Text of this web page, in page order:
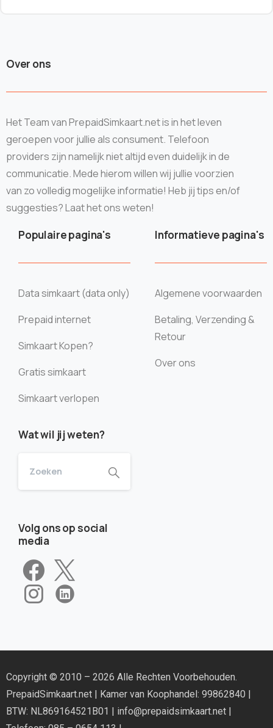
Over ons
Het Team van PrepaidSimkaart.net is in het leven
geroepen voor jullie als consument. Telefoon
providers zijn namelijk niet altijd even duidelijk in de
communicatie. Mede hierom willen wij jullie voorzien
van zo volledig mogelijke informatie! Heb jij tips en/of
suggesties? Laat het ons weten!
Populaire pagina's
Data simkaart (data only)
Prepaid internet
Simkaart Kopen?
Gratis simkaart
Simkaart verlopen
Informatieve pagina's
Algemene voorwaarden
Betaling, Verzending &
Retour
Over ons
Wat wil jij weten?
Volg ons op social
media
Copyright © 2010 – 2026 Alle Rechten Voorbehouden.
PrepaidSimkaart.net | Kamer van Koophandel: 99862840 |
BTW: NL869164521B01 | info@prepaidsimkaart.net |